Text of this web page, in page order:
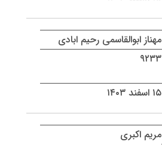
مهناز ابوالقاسمی رحیم ابادی
۹۲۳۳
۱۵ اسفند ۱۴۰۳
مریم اکبری